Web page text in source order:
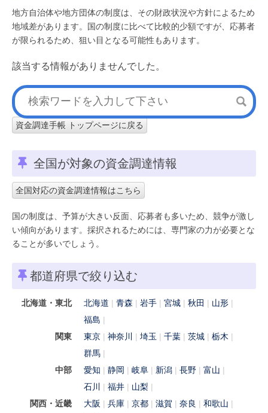
地方自治体や地方団体の制度は、その財政状況や方針によるため
地域差があります。国の制度に比べて比較的少額ですが、応募者
が限られるため、狙い目となる可能性もあります。
該当する情報がありませんでした。
資金調達手帳 トップページに戻る
全国が対象の資金調達情報
全国対応の資金調達情報はこちら
国の制度は、予算が大きい反面、応募者も多いため、競争が激し
い傾向があります。採択されるためには、専門家の力が必要とな
ることが多いでしょう。
都道府県で絞り込む
北海道・東北 北海道 青森 岩手 宮城 秋田
山形
福島
関東
東京 神奈川 埼玉 千葉 茨城
栃木
群馬
中部
愛知 静岡 岐阜 新潟 長野
富山
石川
福井
山梨
関西・近畿
大阪 兵庫 京都 滋賀 奈良
和歌山